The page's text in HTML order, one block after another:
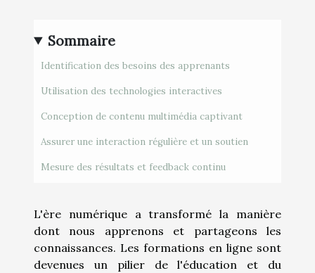
Sommaire
Identification des besoins des apprenants
Utilisation des technologies interactives
Conception de contenu multimédia captivant
Assurer une interaction régulière et un soutien
Mesure des résultats et feedback continu
L'ère numérique a transformé la manière
dont nous apprenons et partageons les
connaissances. Les formations en ligne sont
devenues un pilier de l'éducation et du